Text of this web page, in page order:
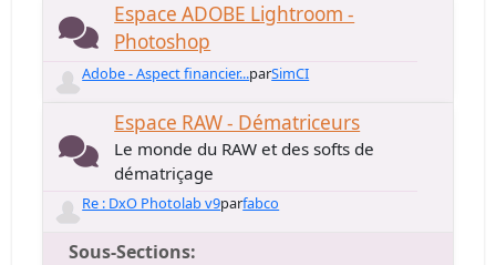
Espace ADOBE Lightroom -
Photoshop
Adobe - Aspect financier...parSimCI
Espace RAW - Dématriceurs
Le monde du RAW et des softs de
dématriçage
Re : DxO Photolab v9parfabco
Sous-Sections